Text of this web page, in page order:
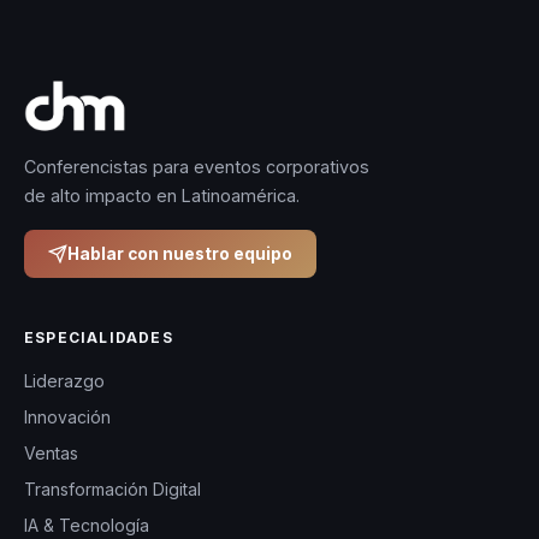
Conferencistas para eventos corporativos
de alto impacto en Latinoamérica.
Hablar con nuestro equipo
ESPECIALIDADES
Liderazgo
Innovación
Ventas
Transformación Digital
IA & Tecnología